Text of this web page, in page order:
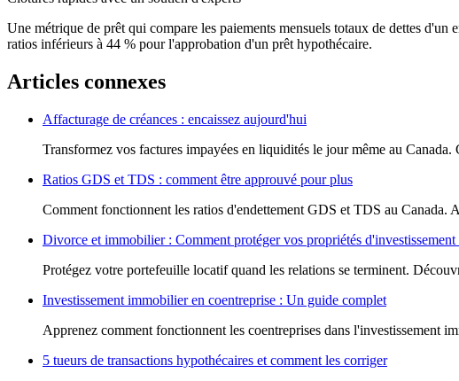
Une métrique de prêt qui compare les paiements mensuels totaux de dettes
ratios inférieurs à 44 % pour l'approbation d'un prêt hypothécaire.
Articles connexes
Affacturage de créances : encaissez aujourd'hui
Transformez vos factures impayées en liquidités le jour même au
Ratios GDS et TDS : comment être approuvé pour plus
Comment fonctionnent les ratios d'endettement GDS et TDS au Canada.
Divorce et immobilier : Comment protéger vos propriétés d'investissement
Protégez votre portefeuille locatif quand les relations se terminent.
Investissement immobilier en coentreprise : Un guide complet
Apprenez comment fonctionnent les coentreprises dans l'investissement
5 tueurs de transactions hypothécaires et comment les corriger